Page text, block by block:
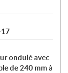
ondulé avec
de 240 mm à